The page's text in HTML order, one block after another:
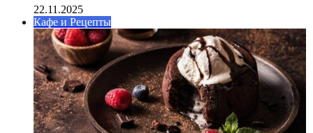
22.11.2025
Кафе и Рецепты